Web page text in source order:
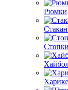
Рюмки
Стопки